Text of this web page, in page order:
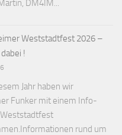
DM4IM...
Weststadtfest 2026 –
!
Jahr haben wir
Funker mit einem Info-
rund um